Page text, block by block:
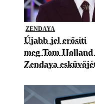
ZENDAYA
Újabb jel erősíti
meg Tom Holland
Zendaya